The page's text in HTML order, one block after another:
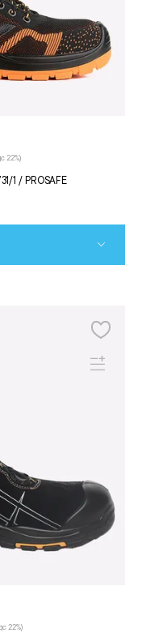
1 / PROSAFE
22%)
22%)